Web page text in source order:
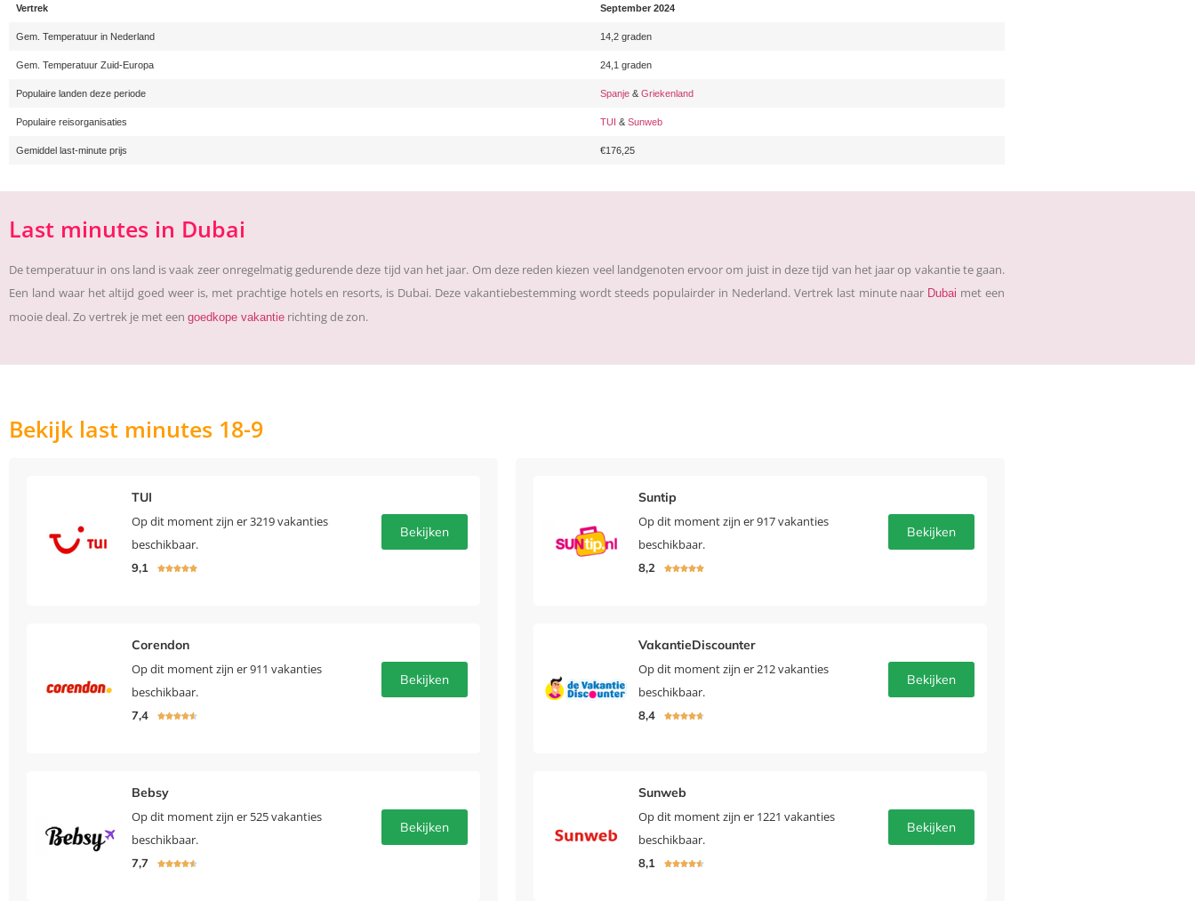
Vertrek September 2024
Gem. Temperatuur in Nederland 14,2 graden
Gem. Temperatuur Zuid-Europa 24,1 graden
Populaire landen deze periode Spanje & Griekenland
Populaire reisorganisaties TUI & Sunweb
Gemiddel last-minute prijs €176,25
Last minutes in Dubai
De temperatuur in ons land is vaak zeer onregelmatig gedurende deze tijd van het jaar. Om deze reden kiezen veel landgenoten ervoor om juist in deze tijd van het jaar op vakantie te gaan.
Een land waar het altijd goed weer is, met prachtige hotels en resorts, is Dubai. Deze vakantiebestemming wordt steeds populairder in Nederland. Vertrek last minute naar Dubai met een
mooie deal. Zo vertrek je met een goedkope vakantie richting de zon.
Bekijk last minutes 18-9
TUI
Op dit moment zijn er 3219 vakanties
beschikbaar.
9,1 
Bekijken
Corendon
Op dit moment zijn er 911 vakanties
beschikbaar.
7,4 
Bekijken
Bebsy
Op dit moment zijn er 525 vakanties
beschikbaar.
7,7 
Bekijken
Suntip
Op dit moment zijn er 917 vakanties
beschikbaar.
8,2 
Bekijken
VakantieDiscounter
Op dit moment zijn er 212 vakanties
beschikbaar.
8,4 
Bekijken
Sunweb
Op dit moment zijn er 1221 vakanties
beschikbaar.
8,1 
Bekijken